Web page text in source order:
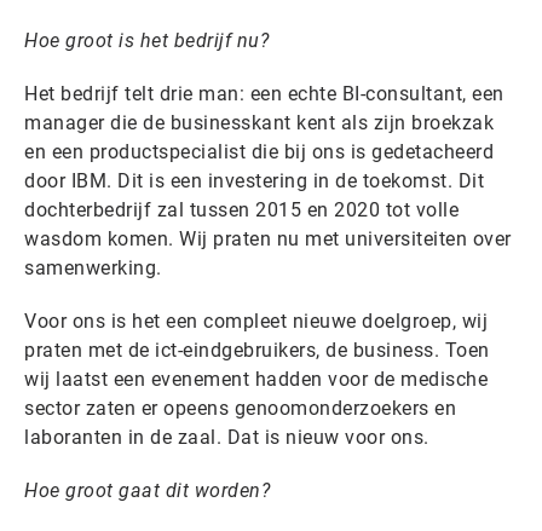
Hoe groot is het bedrijf nu?
Het bedrijf telt drie man: een echte BI-consultant, een
manager die de businesskant kent als zijn broekzak
en een productspecialist die bij ons is gedetacheerd
door IBM. Dit is een investering in de toekomst. Dit
dochterbedrijf zal tussen 2015 en 2020 tot volle
wasdom komen. Wij praten nu met universiteiten over
samenwerking.
Voor ons is het een compleet nieuwe doelgroep, wij
praten met de ict-eindgebruikers, de business. Toen
wij laatst een evenement hadden voor de medische
sector zaten er opeens genoomonderzoekers en
laboranten in de zaal. Dat is nieuw voor ons.
Hoe groot gaat dit worden?